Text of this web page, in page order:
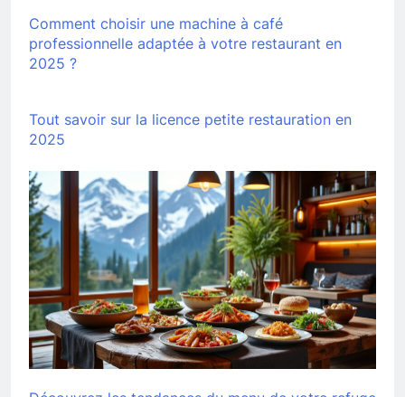
Comment choisir une machine à café
professionnelle adaptée à votre restaurant en
2025 ?
Tout savoir sur la licence petite restauration en
2025